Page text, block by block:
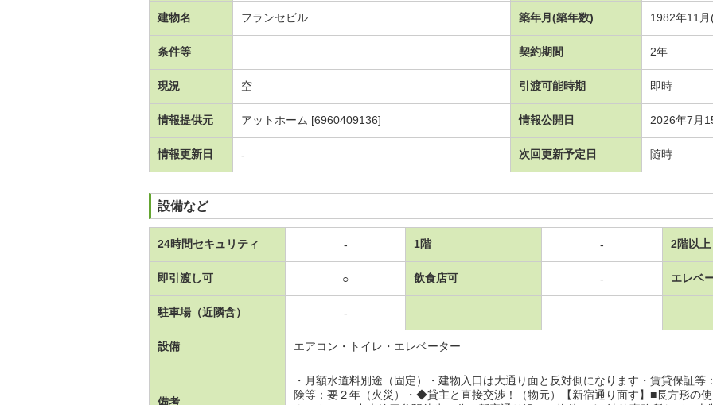
建物名 フランセビル 築年月(築年数) 1982年11
条件等 契約期間 2年
現況 空 引渡可能時期 即時
情報提供元 アットホーム [6960409136] 情報公開日 2026年7月
情報更新日 - 次回更新予定日 随時
設備など
24時間セキュリティ - 1階 - 2階以上
即引渡し可 ○ 飲食店可 - エレベ
駐車場（近隣含） -
設備 エアコン・トイレ・エレベーター
備考
・月額水道料別途（固定）・建物入口は大通り面と反対側になります・賃貸保証
険等：要２年（火災）・◆貸主と直接交渉！（物元）【新宿通り面す】■長方形の